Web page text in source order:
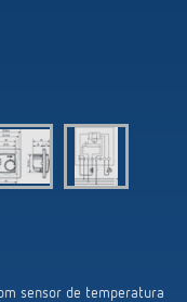
sensor de temperatura